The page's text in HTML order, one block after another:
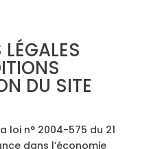
DU SITE
loi n° 2004-575 du 21
dans l’économie